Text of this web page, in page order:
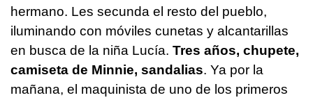
hermano. Les secunda el resto del pueblo,
iluminando con móviles cunetas y alcantarillas
en busca de la niña Lucía. Tres años, chupete,
camiseta de Minnie, sandalias. Ya por la
mañana, el maquinista de uno de los primeros